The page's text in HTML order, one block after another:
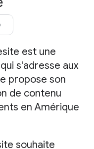
est une
s'adresse aux
propose son
de contenu
en Amérique
souhaite